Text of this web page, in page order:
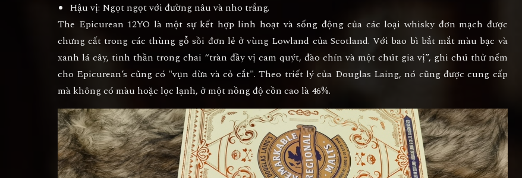
Hậu vị: Ngọt ngọt với đường nâu và nho trắng.
The Epicurean 12YO là một sự kết hợp linh hoạt và sống động của các loại whisky đơn mạch được
chưng cất trong các thùng gỗ sồi đơn lẻ ở vùng Lowland của Scotland. Với bao bì bắt mắt màu bạc và
xanh lá cây, tinh thần trong chai “tràn đầy vị cam quýt, đào chín và một chút gia vị”, ghi chú thử nếm
cho Epicurean’s cũng có "vụn dừa và cỏ cắt". Theo triết lý của Douglas Laing, nó cũng được cung cấp
mà không có màu hoặc lọc lạnh, ở một nồng độ cồn cao là 46%.